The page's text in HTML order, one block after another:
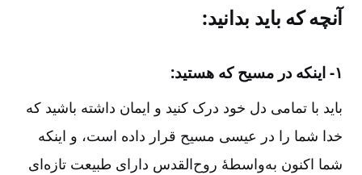
آنچه که باید بدانید:
۱- اینکه در مسیح که هستید:
باید با تمامی دل خود درک کنید و ایمان داشته باشید که
خدا شما را در عیسی مسیح قرار داده است، و اینکه
شما اکنون به‌واسطۀ روح‌القدس دارای طبیعت تازه‌ای